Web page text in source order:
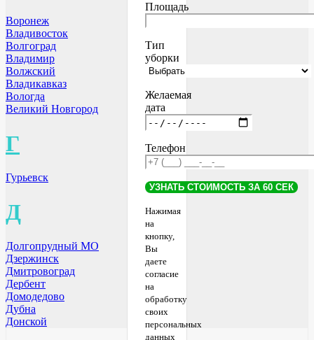
Воронеж
Владивосток
Волгоград
Владимир
Волжский
Владикавказ
Вологда
Великий Новгород
Г
Гурьевск
Д
Долгопрудный МО
Дзержинск
Дмитровоград
Дербент
Домодедово
Дубна
Донской
Площадь
Тип
уборки
Желаемая
дата
Телефон
Нажимая
на
кнопку,
Вы
даете
согласие
на
обработку
своих
персональных
данных